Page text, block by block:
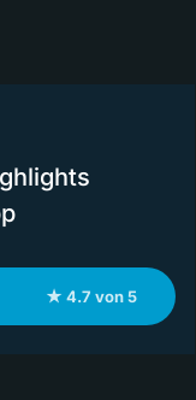
★ 4.7 von 5